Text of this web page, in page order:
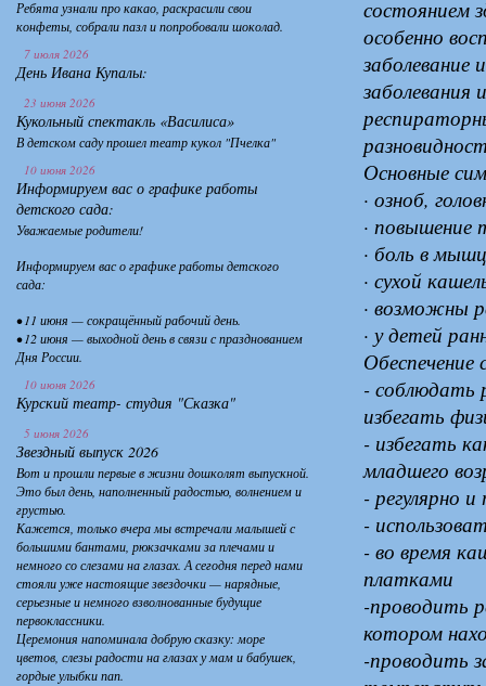
Ребята узнали про какао, раскрасили свои
конфеты, собрали пазл и попробовали шоколад.
7 июля 2026
День Ивана Купалы:
23 июня 2026
Кукольный спектакль «Василиса»
В детском саду прошел театр кукол "Пчелка"
10 июня 2026
Информируем вас о графике работы
детского сада:
Уважаемые родители!
Информируем вас о графике работы детского
сада:
• 11 июня — сокращённый рабочий день.
• 12 июня — выходной день в связи с празднованием
Дня России.
10 июня 2026
Курский театр- студия "Сказка"
5 июня 2026
Звездный выпуск 2026
Вот и прошли первые в жизни дошколят выпускной.
Это был день, наполненный радостью, волнением и
грустью.
Кажется, только вчера мы встречали малышей с
большими бантами, рюкзачками за плечами и
немного со слезами на глазах. А сегодня перед нами
стояли уже настоящие звездочки — нарядные,
серьезные и немного взволнованные будущие
первоклассники.
Церемония напоминала добрую сказку: море
цветов, слезы радости на глазах у мам и бабушек,
гордые улыбки пап.
состоянием
особенно
заболевание
Основные
· озноб,
· повышение
· боль в
· сухой
· возможны
· у детей
Обеспечение
- соблюдать
избегать
- избегать
младшего
- регулярно
-
- во время
платками
-проводить
котором
-проводить